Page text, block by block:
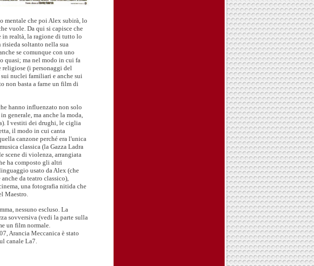
mentale che poi Alex subirà, lo
vuole. Da qui si capisce che
realtà, la ragione di tutto lo
soltanto nella sua
se comunque con uno
quasi; ma nel modo in cui fa
(i personaggi del
nuclei familiari e anche sui
non basta a farne un film di
hanno influenzato non solo
ma anche la moda,
I vestiti dei drughi, le ciglia
il modo in cui canta
canzone perché era l'unica
classica (la Gazza Ladra
scene di violenza, arrangiata
ha composto gli altri
usato da Alex (che
da teatro classico),
una fotografia nitida che
Maestro.
nessuno escluso. La
sovversiva (vedi la parte sulla
un film normale.
Arancia Meccanica è stato
canale La7.